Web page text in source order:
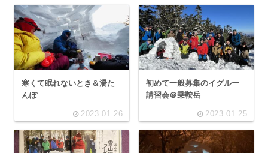
寒くて眠れないとき＆湯た
んぽ
2023.01.26
初めて一般募集のイグルー
講習会＠乗鞍岳
2023.01.25